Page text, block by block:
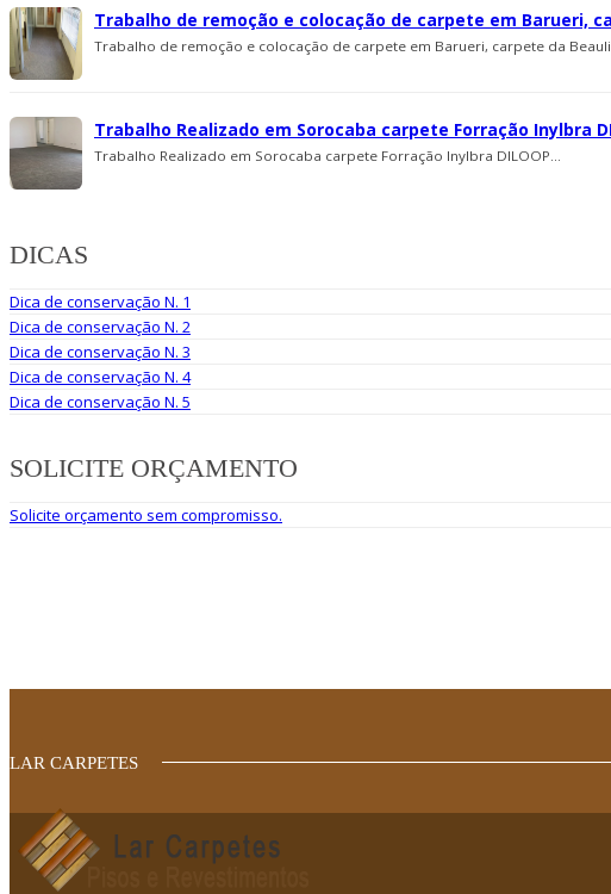
Trabalho de remoção e colocação de carpete em Barueri,
Trabalho de remoção e colocação de carpete em Barueri, carpete da
Trabalho Realizado em Sorocaba carpete Forração Inylbra
Trabalho Realizado em Sorocaba carpete Forração Inylbra DILOOP...
DICAS
Dica de conservação N. 1
Dica de conservação N. 2
Dica de conservação N. 3
Dica de conservação N. 4
Dica de conservação N. 5
SOLICITE ORÇAMENTO
Solicite orçamento sem compromisso.
LAR CARPETES